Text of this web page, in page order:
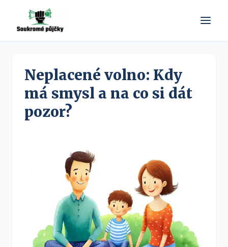
Neplacené volno: Kdy
má smysl a na co si dát
pozor?